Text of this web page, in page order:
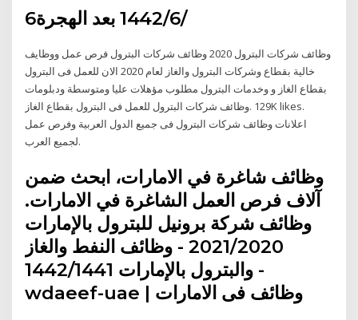
6‏‏/6‏‏/1442 بعد الهجرة
وظائف شركات البترول 2020 وظائف شركات البترول فرص عمل ووظايف
خالية بقطاع وشركات البترول والغاز لعام 2020 الان للعمل فى البترول
بقطاع الغاز و وخدمات البترول مطلوب مؤهلات عليا ومتوسطة ودبلومات
للعمل فى البترول بقطاع الغاز ‎وظائف شركات البترول‎. 129K likes.
لجميع العرب.
وظائف شاغرة في الامارات، ابحث ضمن
آلاف فرص العمل الشاغرة في الامارات.
وظائف شركة برونيل للبترول بالإمارات
2021/2020 - وظائف النفط والغاز
والبترول بالإمارات 1442/1441 -
wdaeef-uae | وظائف فى الامارات